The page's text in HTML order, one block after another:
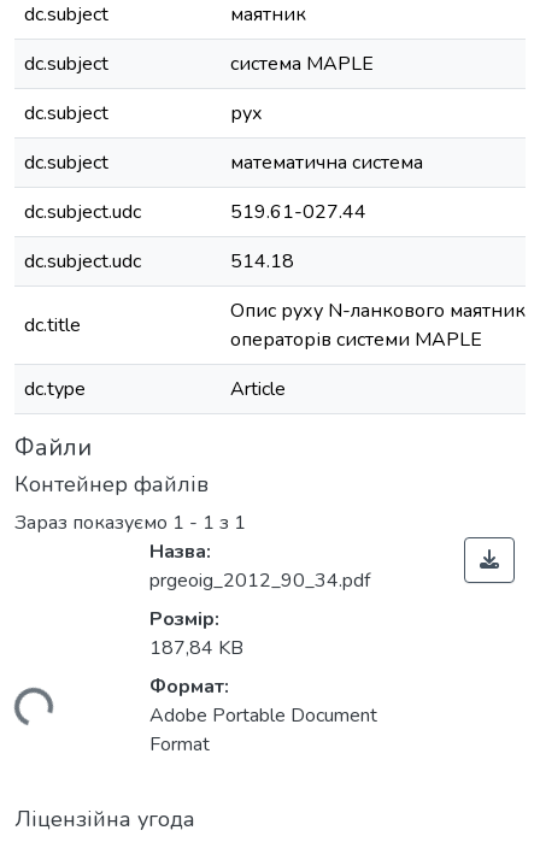
dc.subject
маятник
dc.subject
система MAPLE
dc.subject
рух
dc.subject
математична система
dc.subject.udc
519.61-027.44
dc.subject.udc
514.18
dc.title
Опис руху N-ланкового
операторів системи MAPLE
dc.type
Article
Файли
Контейнер файлів
Зараз показуємо 1 - 1 з 1
Назва:
prgeoig_2012_90_34.pdf
Розмір:
187,84 KB
Формат:
Adobe Portable Document
Format
Ліцензійна угода